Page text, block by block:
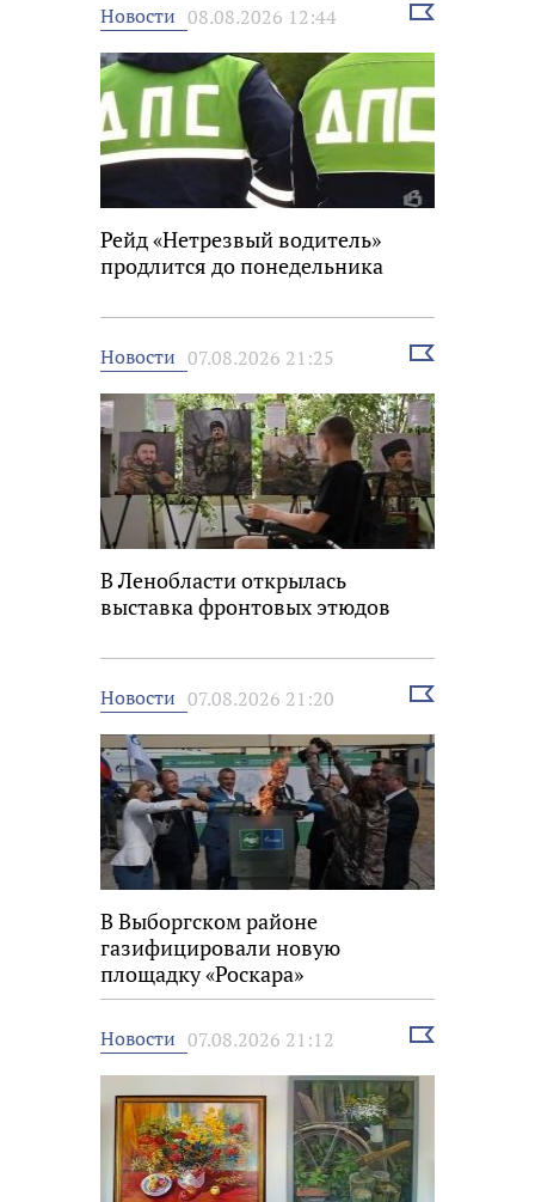
Новости 08.08.2026 12:44
Выбрать
Рейд «Нетрезвый водитель»
продлится до понедельника
Новости 07.08.2026 21:25
Выбрать
В Ленобласти открылась
выставка фронтовых этюдов
Новости 07.08.2026 21:20
Выбрать
В Выборгском районе
газифицировали новую
площадку «Роскара»
Новости 07.08.2026 21:12
Выбрать